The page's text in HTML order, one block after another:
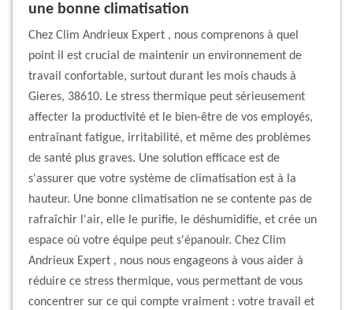
une bonne climatisation
Chez Clim Andrieux Expert , nous comprenons à quel
point il est crucial de maintenir un environnement de
travail confortable, surtout durant les mois chauds à
Gieres, 38610. Le stress thermique peut sérieusement
affecter la productivité et le bien-être de vos employés,
entraînant fatigue, irritabilité, et même des problèmes
de santé plus graves. Une solution efficace est de
s'assurer que votre système de climatisation est à la
hauteur. Une bonne climatisation ne se contente pas de
rafraîchir l'air, elle le purifie, le déshumidifie, et crée un
espace où votre équipe peut s'épanouir. Chez Clim
Andrieux Expert , nous nous engageons à vous aider à
réduire ce stress thermique, vous permettant de vous
concentrer sur ce qui compte vraiment : votre travail et